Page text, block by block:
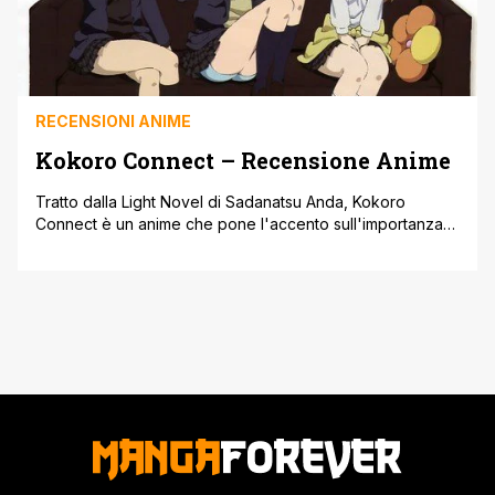
RECENSIONI ANIME
Kokoro Connect – Recensione Anime
Tratto dalla Light Novel di Sadanatsu Anda, Kokoro
Connect è un anime che pone l'accento sull'importanza